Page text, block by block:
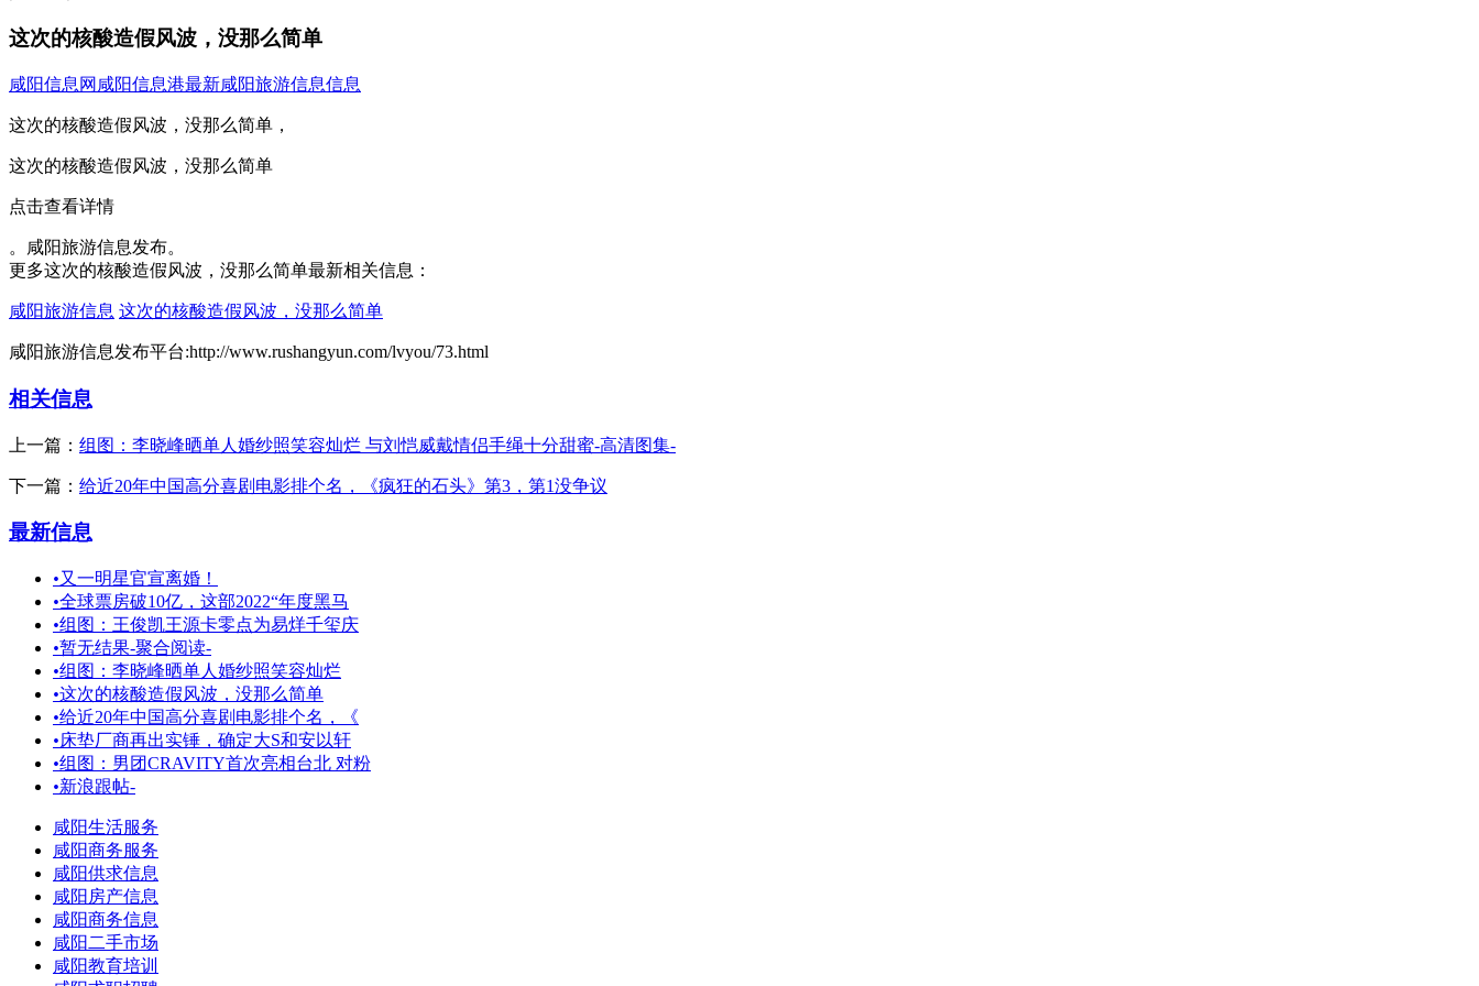
这次的核酸造假风波，没那么简单
咸阳信息网 咸阳信息港最新咸阳旅游信息信息
这次的核酸造假风波，没那么简单，
这次的核酸造假风波，没那么简单
点击查看详情
。咸阳旅游信息发布。
更多这次的核酸造假风波，没那么简单最新相关信息：
咸阳旅游信息 这次的核酸造假风波，没那么简单
咸阳旅游信息发布平台:http://www.rushangyun.com/lvyou/73.html
相关信息
上一篇： 组图：李晓峰晒单人婚纱照笑容灿烂 与刘恺威戴情侣手绳十分甜蜜-高清图集-
下一篇： 给近20年中国高分喜剧电影排个名，《疯狂的石头》第3，第1没争议
最新信息
•又一明星官宣离婚！
•全球票房破10亿，这部2022“年度黑马
•组图：王俊凯王源卡零点为易烊千玺庆
•暂无结果-聚合阅读-
•组图：李晓峰晒单人婚纱照笑容灿烂
•这次的核酸造假风波，没那么简单
•给近20年中国高分喜剧电影排个名，《
•床垫厂商再出实锤，确定大S和安以轩
•组图：男团CRAVITY首次亮相台北 对粉
•新浪跟帖-
咸阳生活服务
咸阳商务服务
咸阳供求信息
咸阳房产信息
咸阳商务信息
咸阳二手市场
咸阳教育培训